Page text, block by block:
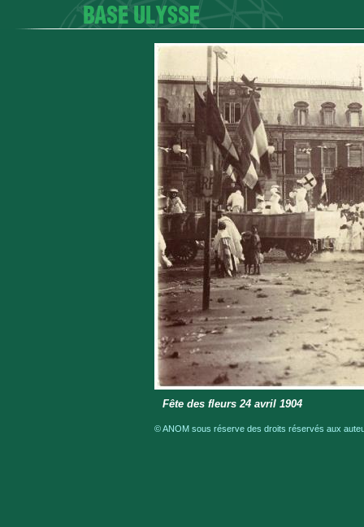
Fête des fleurs 24 avril 1904
© ANOM sous réserve des droits réservés aux